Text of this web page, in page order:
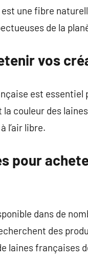
une fibre
de la
vos
est
couleur des
l’air libre.
pour
dans de
des
laines françaises